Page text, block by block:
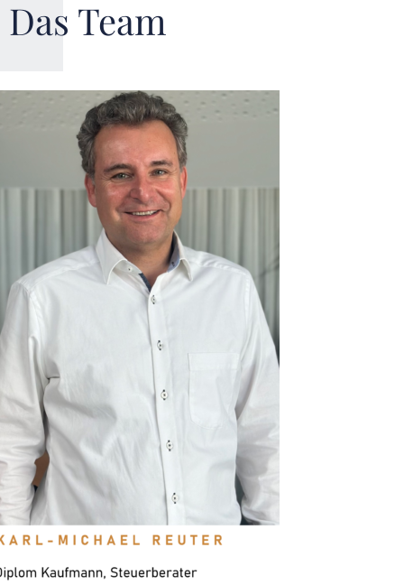
„Ich liebe es, die Probleme unserer
Mandanten zu lösen und ihnen dadurch
Sicherheit und mehr Freizeit zu geben.
Meine ausgeprägte Papierallergie treibt
mich an, wenn es darum geht, Prozesse zu
digitalisieren. Unsere Lösungen müssen
immer effizient und nachhaltig sein. Ich
übernehme Verantwortung für unsere
Arbeit!“